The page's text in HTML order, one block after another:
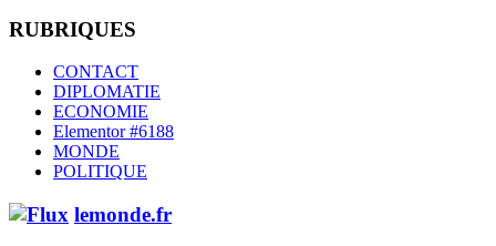
RUBRIQUES
CONTACT
DIPLOMATIE
ECONOMIE
Elementor #6188
MONDE
POLITIQUE
lemonde.fr